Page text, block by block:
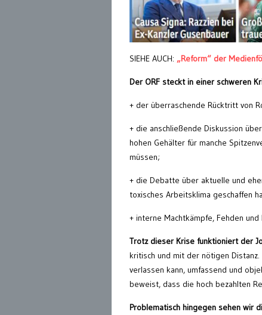
SIEHE AUCH: „Reform“ der
Der ORF steckt in einer schweren
+ der überraschende Rücktritt von
+ die anschließende Diskussion
hohen Gehälter für manche
müssen;
+ die Debatte über aktuelle und
toxisches Arbeitsklima geschaffen
+ interne Machtkämpfe, Fehden
Trotz dieser Krise funktioniert der
kritisch und mit der nötigen
verlassen kann, umfassend und
beweist, dass die hoch bezahlten
Problematisch hingegen sehen wir